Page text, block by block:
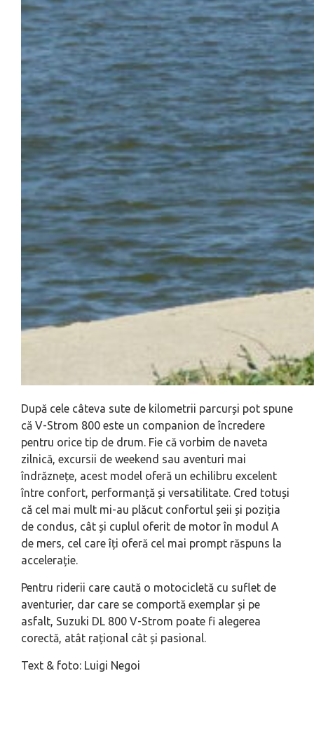
După cele câteva sute de kilometrii parcurși pot spune
că V-Strom 800 este un companion de încredere
pentru orice tip de drum. Fie că vorbim de naveta
zilnică, excursii de weekend sau aventuri mai
îndrăznețe, acest model oferă un echilibru excelent
între confort, performanță și versatilitate. Cred totuși
că cel mai mult mi-au plăcut confortul șeii și poziția
de condus, cât și cuplul oferit de motor în modul A
de mers, cel care îți oferă cel mai prompt răspuns la
accelerație.
Pentru riderii care caută o motocicletă cu suflet de
aventurier, dar care se comportă exemplar și pe
asfalt, Suzuki DL 800 V-Strom poate fi alegerea
corectă, atât rațional cât și pasional.
Text & foto: Luigi Negoi